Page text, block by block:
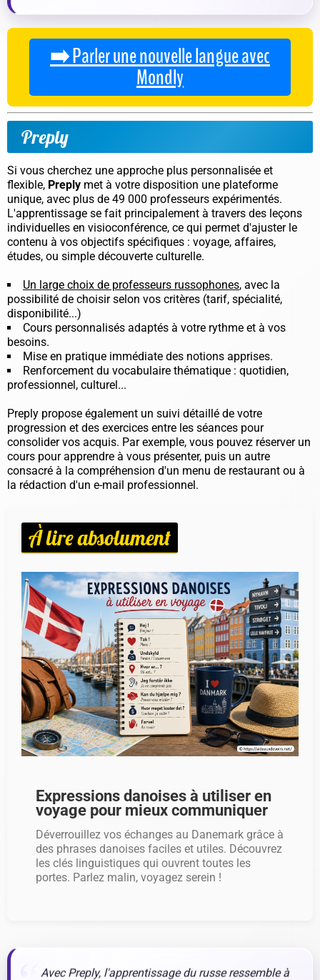
➡️ Parler une nouvelle langue avec
Mondly
Preply
Si vous cherchez une approche plus personnalisée et
flexible, Preply met à votre disposition une plateforme
unique, avec plus de 49 000 professeurs expérimentés.
L'apprentissage se fait principalement à travers des leçons
individuelles en visioconférence, ce qui permet d'ajuster le
contenu à vos objectifs spécifiques : voyage, affaires,
études, ou simple découverte culturelle.
Un large choix de professeurs russophones, avec la
possibilité de choisir selon vos critères (tarif, spécialité,
disponibilité...)
Cours personnalisés adaptés à votre rythme et à vos
besoins.
Mise en pratique immédiate des notions apprises.
Renforcement du vocabulaire thématique : quotidien,
professionnel, culturel...
Preply propose également un suivi détaillé de votre
progression et des exercices entre les séances pour
consolider vos acquis. Par exemple, vous pouvez réserver un
cours pour apprendre à vous présenter, puis un autre
consacré à la compréhension d'un menu de restaurant ou à
la rédaction d'un e-mail professionnel.
À lire absolument
Expressions danoises à utiliser en
voyage pour mieux communiquer
Déverrouillez vos échanges au Danemark grâce à
des phrases danoises faciles et utiles. Découvrez
les clés linguistiques qui ouvrent toutes les
portes. Parlez malin, voyagez serein !
Avec Preply, l'apprentissage du russe ressemble à